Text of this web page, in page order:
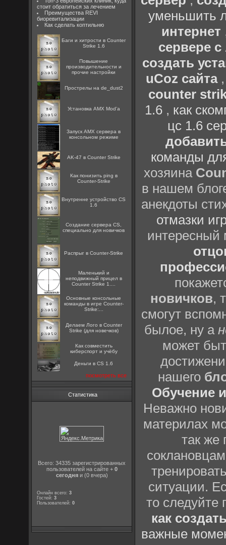
стоит обратиться за лечением
Преимущества REVI
биоревитализации
Как сделать коптильню
Баги и хитрости в Counter
Strike 1.6
Повышение
производительности и
прочие настройки
Прострелы на de_dust2
Установка AMX Mod'a
Запуск AMX сервера в
консольном режиме
AK-47 в Counter Strike
Как понизить ping в
Counter-Strike
Внутренне устройство CS
1.6
Создание сервера CS,
специально для новичков
Распрыг в Counter-Strike
Маленький и
неподвижный прицел в
Counter Strike 1....
Основные консольные
команды в игре Counter-
Strike:...
Делаем Лого в Counter
Strike (для новечков)
Как совместить
киберспорт и учёбу
Деньги в CS 1.6
посмотреть все
Статистика
Всего: 34335 зарегистрированных
пользователей на сайте + 0
сегодняи (0 вчера)
Онлайн всего:3
Гостей:3
Пользователей:0
уменьшить
интернет
сервере
создать
uCoz сайта
counter
1.6, как
цс 1.6
команды
хозяина
в нашем
анекдоты
отмазки
интересный
новичков,
смогут
былое, ну а
может
нашего
Обучение
Неважно
материлах
так же
ситуации.
то
как
важные